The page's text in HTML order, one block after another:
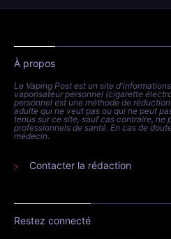
À propos
Le Vaping Post est un site
vaporisateur personnel (cigarette
personnel est une méthode de
adulte qui ne veut pas ou qui ne peut
tenus sur ce site, sauf cas contraire, ne
professionnels de santé. En cas de
médecin.
Contacter la rédaction
Restez connecté